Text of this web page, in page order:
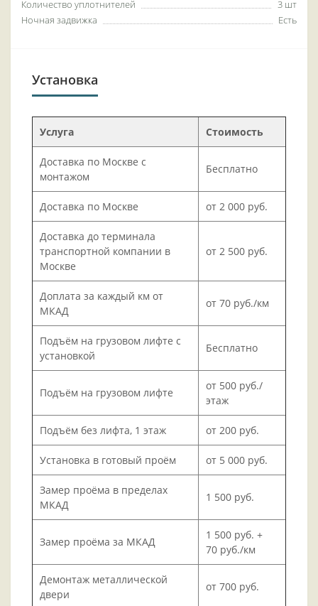
Количество уплотнителей
3 шт
Ночная задвижка
Есть
Установка
Услуга Стоимость
Доставка по Москве с
монтажом
Бесплатно
Доставка по Москве от 2 000 руб.
Доставка до терминала
транспортной компании в
Москве
от 2 500 руб.
Доплата за каждый км от
МКАД
от 70 руб./км
Подъём на грузовом лифте с
установкой
Бесплатно
Подъём на грузовом лифте
от 500 руб./
этаж
Подъём без лифта, 1 этаж от 200 руб.
Установка в готовый проём от 5 000 руб.
Замер проёма в пределах
МКАД
1 500 руб.
Замер проёма за МКАД
1 500 руб. +
70 руб./км
Демонтаж металлической
двери
от 700 руб.